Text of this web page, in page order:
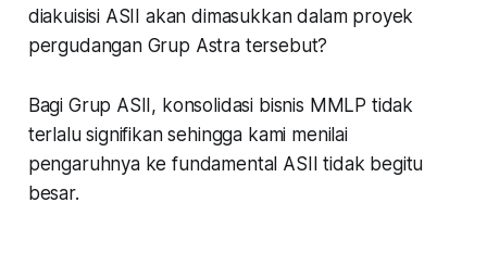
diakuisisi ASII akan dimasukkan dalam proyek
pergudangan Grup Astra tersebut?
Bagi Grup ASII, konsolidasi bisnis MMLP tidak
terlalu signifikan sehingga kami menilai
pengaruhnya ke fundamental ASII tidak begitu
besar.